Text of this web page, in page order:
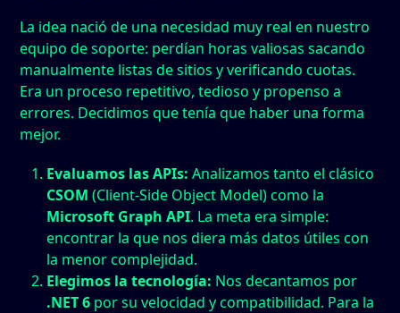
La idea nació de una necesidad muy real en nuestro
equipo de soporte: perdían horas valiosas sacando
manualmente listas de sitios y verificando cuotas.
Era un proceso repetitivo, tedioso y propenso a
errores. Decidimos que tenía que haber una forma
mejor.
Evaluamos las APIs: Analizamos tanto el clásico
CSOM (Client-Side Object Model) como la
Microsoft Graph API. La meta era simple:
encontrar la que nos diera más datos útiles con
la menor complejidad.
Elegimos la tecnología: Nos decantamos por
.NET 6 por su velocidad y compatibilidad. Para la